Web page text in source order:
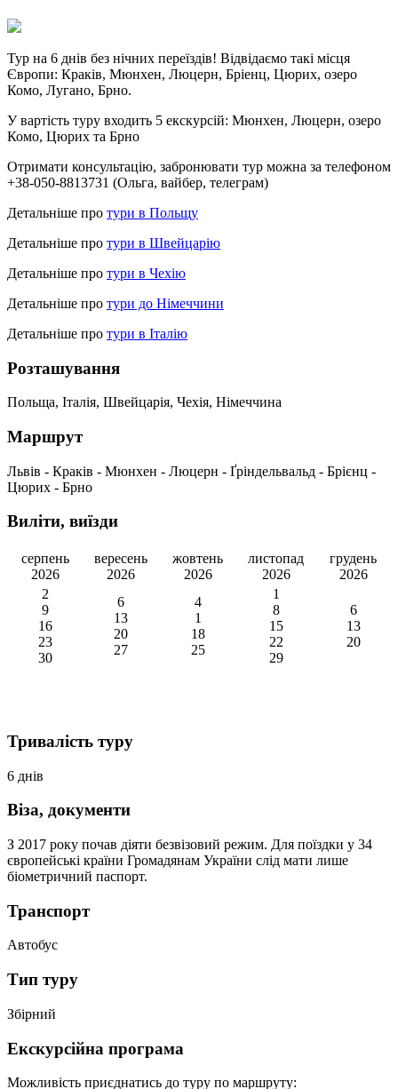
Тур на 6 днів без нічних переїздів! Відвідаємо такі місця
Європи: Краків, Мюнхен, Люцерн, Бріенц, Цюрих, озеро
Комо, Лугано, Брно.
У вартість туру входить 5 екскурсій: Мюнхен, Люцерн, озеро
Комо, Цюрих та Брно
Отримати консультацію, забронювати тур можна за телефоном
+38-050-8813731 (Ольга, вайбер, телеграм)
Детальніше про тури в Польщу
Детальніше про тури в Швейцарію
Детальніше про тури в Чехію
Детальніше про тури до Німеччини
Детальніше про тури в Італію
Розташування
Польща, Італія, Швейцарія, Чехія, Німеччина
Маршрут
Львів - Краків - Мюнхен - Люцерн - Ґріндельвальд - Брієнц -
Цюрих - Брно
Виліти, виїзди
серпень
2026
вересень
2026
жовтень
2026
листопад
2026
грудень
2026
2
9
16
23
30
6
13
20
27
4
1
18
25
1
8
15
22
29
6
13
20
Тривалість туру
6 днів
Віза, документи
З 2017 року почав діяти безвізовий режим. Для поїздки у 34
європейські країни Громадянам України слід мати лише
біометричний паспорт.
Транспорт
Автобус
Тип туру
Збірний
Екскурсійна програма
Можливість приєднатись до туру по маршруту: